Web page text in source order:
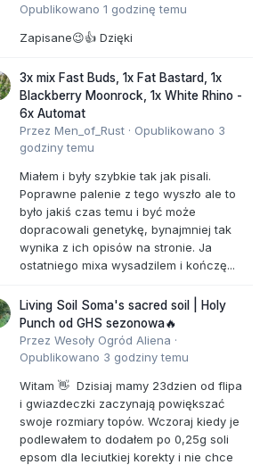
Opublikowano 1 godzinę temu
Zapisane😉👍 Dzięki
3x mix Fast Buds, 1x Fat Bastard, 1x
Blackberry Moonrock, 1x White Rhino -
6x Automat
Przez Men_of_Rust · Opublikowano 3
godziny temu
Miałem i były szybkie tak jak pisali.
Poprawne palenie z tego wyszło ale to
było jakiś czas temu i być może
dopracowali genetykę, bynajmniej tak
wynika z ich opisów na stronie. Ja
ostatniego mixa wysadzilem i kończę...
Living Soil Soma's sacred soil | Holy
Punch od GHS sezonowa🔥
Przez Wesoły Ogród Aliena ·
Opublikowano 3 godziny temu
Witam 👋 Dzisiaj mamy 23dzien od flipa
i gwiazdeczki zaczynają powiększać
swoje rozmiary topów. Wczoraj kiedy je
podlewałem to dodałem po 0,25g soli
epsom dla leciutkiej korekty i nie chce